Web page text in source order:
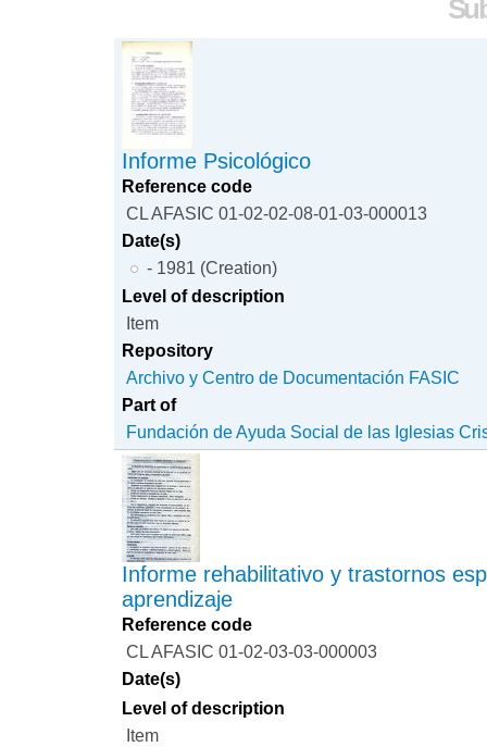
Informe Psicológico
Reference code
CL AFASIC 01-02-02-08-01-03-000013
Date(s)
- 1981 (Creation)
Level of description
Item
Repository
Archivo y Centro de Documentación FASIC
Part of
Fundación de Ayuda Social de las Iglesias
Informe rehabilitativo y trastornos
aprendizaje
Reference code
CL AFASIC 01-02-03-03-000003
Date(s)
Level of description
Item